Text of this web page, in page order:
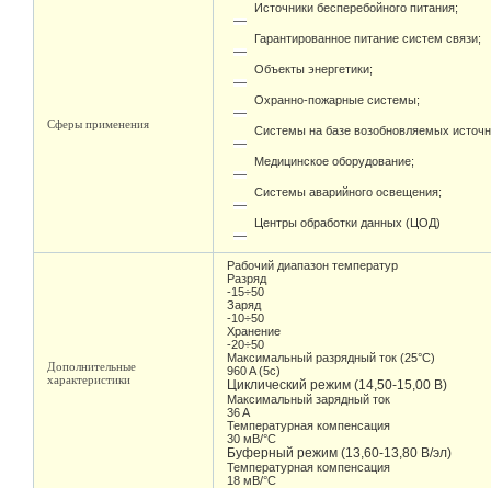
Сферы применения
Источники бесперебойного питания;
Гарантированное питание систем связи;
Объекты энергетики;
Охранно-пожарные системы;
Системы на базе возобновляемых
Медицинское оборудование;
Системы аварийного освещения;
Центры обработки данных (ЦОД)
Дополнительные
характеристики
Рабочий диапазон температур
Разряд
-15÷50
Заряд
-10÷50
Хранение
-20÷50
Максимальный разрядный ток (25°С)
960 A (5c)
Циклический режим (14,50-15,00 В)
Максимальный зарядный ток
36 A
Температурная компенсация
30 мВ/°С
Буферный режим (13,60-13,80 В/эл)
Температурная компенсация
18 мВ/°С